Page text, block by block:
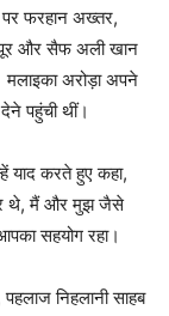
पर फरहान अख्तर,
और सैफ अली खान
अरोड़ा अपने
पहुंची थीं।
याद करते हुए कहा,
थे, मैं और मुझ जैसे
सहयोग रहा।
निहलानी साहब